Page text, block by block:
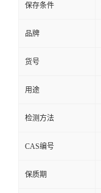
保存条件
品牌
货号
用途
检测方法
CAS编号
保质期